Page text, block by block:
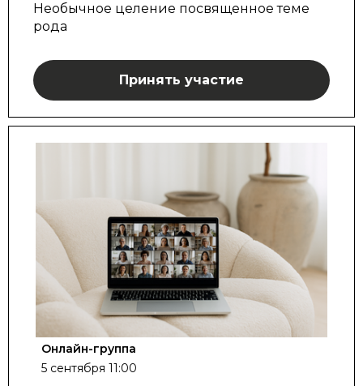
Необычное целение посвященное теме
рода
Принять участие
Онлайн-группа
5 сентября 11:00